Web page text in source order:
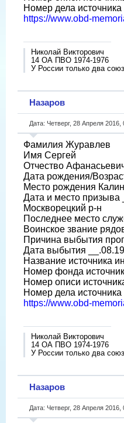
Номер дела
https://www.obd-
Николай Викторович
14 ОА ПВО 1974-1976
У России только два
Назаров
Дата: Четверг, 28 Апреля
Фамилия Журавлев
Имя Сергей
Отчество
Дата рождения/
Место рождения
Дата и место призыва
Москворецкий р-н
Последнее место
Воинское звание
Причина выбытия
Дата выбытия
Название источника
Номер фонда
Номер описи
Номер дела
https://www.obd-
Николай Викторович
14 ОА ПВО 1974-1976
У России только два
Назаров
Дата: Четверг, 28 Апреля